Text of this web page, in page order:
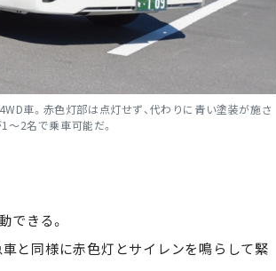
車。赤色灯部は点灯せず、代わりに青い塗装が施さ
～2名で乗車可能だ。
できる。
と同様に赤色灯とサイレンを鳴らして緊